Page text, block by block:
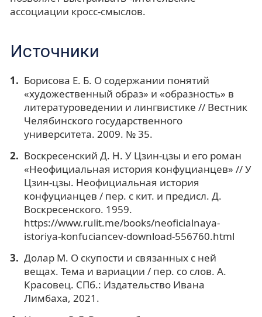
ассоциации кросс-смыслов.
Источники
Борисова Е. Б. О содержании понятий
«художественный образ» и «образность» в
литературоведении и лингвистике // Вестник
Челябинского государственного
университета. 2009. № 35.
Воскресенский Д. Н. У Цзин-цзы и его роман
«Неофициальная история конфуцианцев» // У
Цзин-цзы. Неофициальная история
конфуцианцев / пер. с кит. и предисл. Д.
Воскресенского. 1959.
https://www.rulit.me/books/neoficialnaya-
istoriya-konfuciancev-download-556760.html
Долар М. О скупости и связанных с ней
вещах. Тема и вариации / пер. со слов. А.
Красовец. СПб.: Издательство Ивана
Лимбаха, 2021.